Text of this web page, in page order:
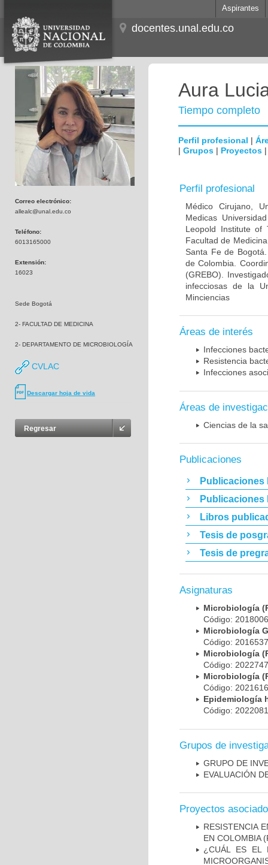
Aspirantes
docentes.unal.edu.co
Correo electrónico:
allealc@unal.edu.co
Teléfono:
6013165000
Extensión:
16023
Sede Bogotá
2- FACULTAD DE MEDICINA
2- DEPARTAMENTO DE MICROBIOLOGÍA
CVLAC
Descargar hoja de vida
Regresar
Aura
Tiempo completo
Perfil profesional |
| Grupos | Proyectos
Perfil profesional
Médico Cirujano,
Medicas
Leopold Institute of
Facultad de
Santa Fe de
de Colombia.
(GREBO).
infecciosas de la
Minciencias
Áreas de interés
Infecciones
Resistencia
Infecciones
Áreas de
Ciencias de la
Publicaciones
Publicaciones
Publicaciones
Libros
Tesis de
Tesis de
Asignaturas
Microbiología
Código:
Microbiología
Código:
Microbiología
Código:
Microbiología
Código:
Epidemiología
Código:
Grupos de
GRUPO DE
EVALUACIÓN
Proyectos
RESISTENCIA
EN COLOMBIA
¿CUÁL ES EL